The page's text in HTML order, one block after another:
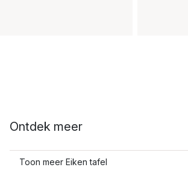
Ontdek meer
Toon meer Eiken tafel